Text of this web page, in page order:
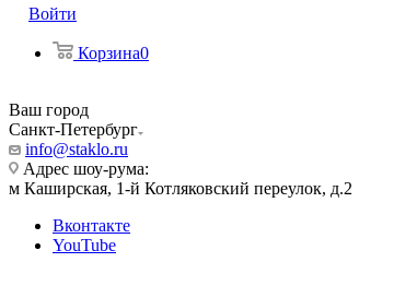
Войти
Корзина0
Ваш город
Санкт-Петербург
info@staklo.ru
Адрес шоу-рума:
м Каширская, 1-й Котляковский переулок, д.2
Вконтакте
YouTube